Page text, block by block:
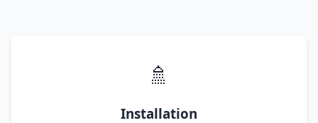
🚿
Installation